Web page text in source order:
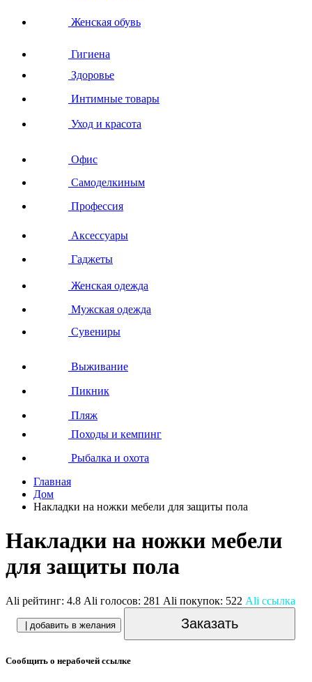
Женская обувь
Гигиена
Здоровье
Интимные товары
Уход и красота
Офис
Самоделкиным
Профессия
Аксессуары
Гаджеты
Женская одежда
Мужская одежда
Сувениры
Выживание
Пикник
Пляж
Походы и кемпинг
Рыбалка и охота
Главная
Дом
Накладки на ножки мебели для защиты пола
Накладки на ножки мебели
для защиты пола
Ali рейтинг: 4.8 Ali голосов: 281 Ali покупок: 522 Ali ссылка
| добавить в желания Заказать
Сообщить о нерабочей ссылке